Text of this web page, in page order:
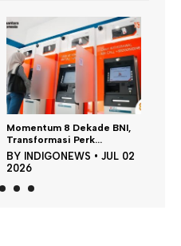
Temui Kemenkes, Gubernur
Suhardi Duka Do...
BYINDIGONEWS •JUN 11
2026